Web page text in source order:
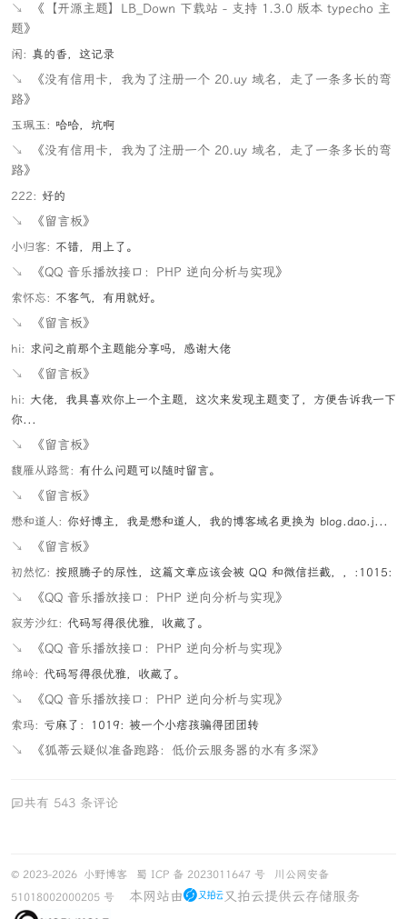
↘
《【开源主题】LB_Down 下载站 - 支持 1.3.0 版本 typecho 主
题》
闲: 真的香，这记录
↘
《没有信用卡，我为了注册一个 20.uy 域名，走了一条多长的弯
路》
玉珮玉: 哈哈，坑啊
↘
《没有信用卡，我为了注册一个 20.uy 域名，走了一条多长的弯
路》
222: 好的
↘ 《留言板》
小归客: 不错，用上了。
↘ 《QQ 音乐播放接口：PHP 逆向分析与实现》
索怀忘: 不客气，有用就好。
↘ 《留言板》
hi: 求问之前那个主题能分享吗，感谢大佬
↘ 《留言板》
hi: 大佬，我具喜欢你上一个主题，这次来发现主题变了，方便告诉我一下
你...
↘ 《留言板》
馥雁从路鸳: 有什么问题可以随时留言。
↘ 《留言板》
懋和道人: 你好博主，我是懋和道人，我的博客域名更换为 blog.dao.j...
↘ 《留言板》
初然忆: 按照腾子的尿性，这篇文章应该会被 QQ 和微信拦截，，:1015:
↘ 《QQ 音乐播放接口：PHP 逆向分析与实现》
寂芳沙红: 代码写得很优雅，收藏了。
↘ 《QQ 音乐播放接口：PHP 逆向分析与实现》
绵岭: 代码写得很优雅，收藏了。
↘ 《QQ 音乐播放接口：PHP 逆向分析与实现》
索玛: 亏麻了：1019: 被一个小痞孩骗得团团转
↘ 《狐蒂云疑似准备跑路：低价云服务器的水有多深》
共有 543 条评论
© 2023-2026 小野博客 蜀 ICP 备 2023011647 号
川公网安备
51018002000205 号
本网站由 又拍云提供云存储服务